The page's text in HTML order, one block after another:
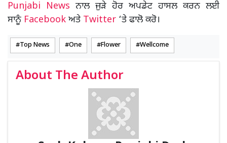
Punjabi News ਨਾਲ ਜੁੜੇ ਹੋਰ ਅਪਡੇਟ ਹਾਸਲ ਕਰਨ ਲਈ
ਸਾਨੂੰ Facebook ਅਤੇ Twitter ‘ਤੇ ਫਾਲੋ ਕਰੋ।
Top News One Flower Wellcome
About The Author